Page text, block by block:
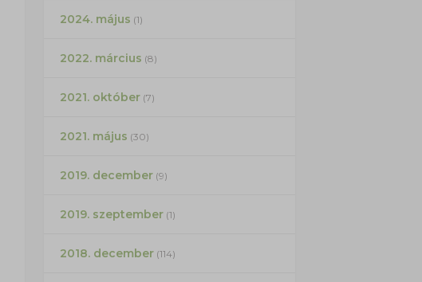
2024. május (1)
2022. március (8)
2021. október(7)
2021. május (30)
2019. december(9)
2019. szeptember(1)
2018. december(114)